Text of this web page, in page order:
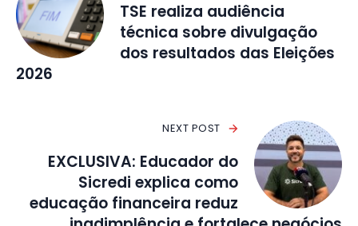
TSE realiza audiência
técnica sobre divulgação
dos resultados das Eleições
2026
NEXT POST
EXCLUSIVA: Educador do
Sicredi explica como
educação financeira reduz